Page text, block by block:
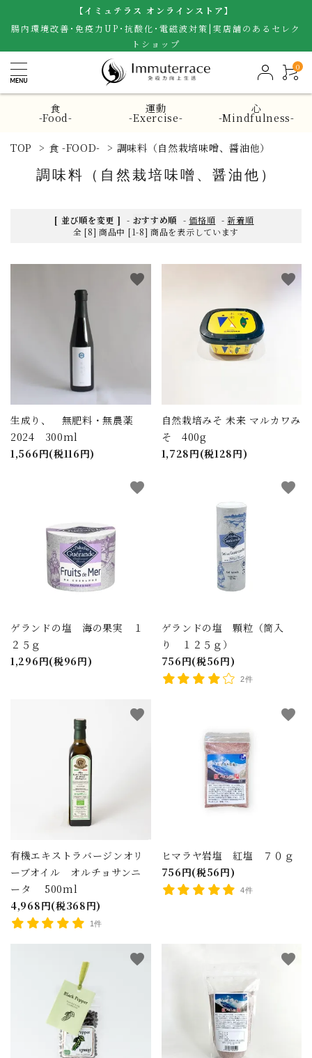
【イミュテラス オンラインストア】
腸内環境改善･免疫力UP･抗酸化･電磁波対策|実店舗のあるセレク
トショップ
0
食
-Food-
運動
-Exercise-
心
-Mindfulness-
TOP > 食 -FOOD- > 調味料（自然栽培味噌、醤油他）
調味料（自然栽培味噌、醤油他）
[ 並び順を変更 ] - おすすめ順 -価格順 -新着順
全 [8] 商品中 [1-8] 商品を表示しています
生成り、 無肥料・無農薬
2024 300ml
1,566円(税116円)
favorite
自然栽培みそ 未来 マルカワみ
そ 400g
1,728円(税128円)
favorite
ゲランドの塩 海の果実 １
２５ｇ
1,296円(税96円)
favorite
ゲランドの塩 顆粒（筒入
り １２５ｇ）
756円(税56円)
2件
favorite
有機エキストラバージンオリ
ーブオイル オルチョサンニ
ータ 500ml
4,968円(税368円)
1件
favorite
ヒマラヤ岩塩 紅塩 ７０ｇ
756円(税56円)
4件
favorite
favorite favorite
キーワード
カテゴリー
close